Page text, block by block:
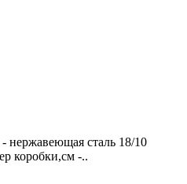
нержавеющая сталь 18/10
коробки,см -..